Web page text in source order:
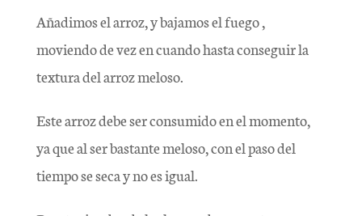
Añadimos el arroz, y bajamos el fuego ,
moviendo de vez en cuando hasta conseguir la
textura del arroz meloso.
Este arroz debe ser consumido en el momento,
ya que al ser bastante meloso, con el paso del
tiempo se seca y no es igual.